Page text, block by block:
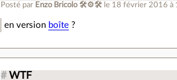
Posté par Enzo Bricolo 🛠⚙🛠 le 18 février 2016 à
en version boîte ?
# WTF